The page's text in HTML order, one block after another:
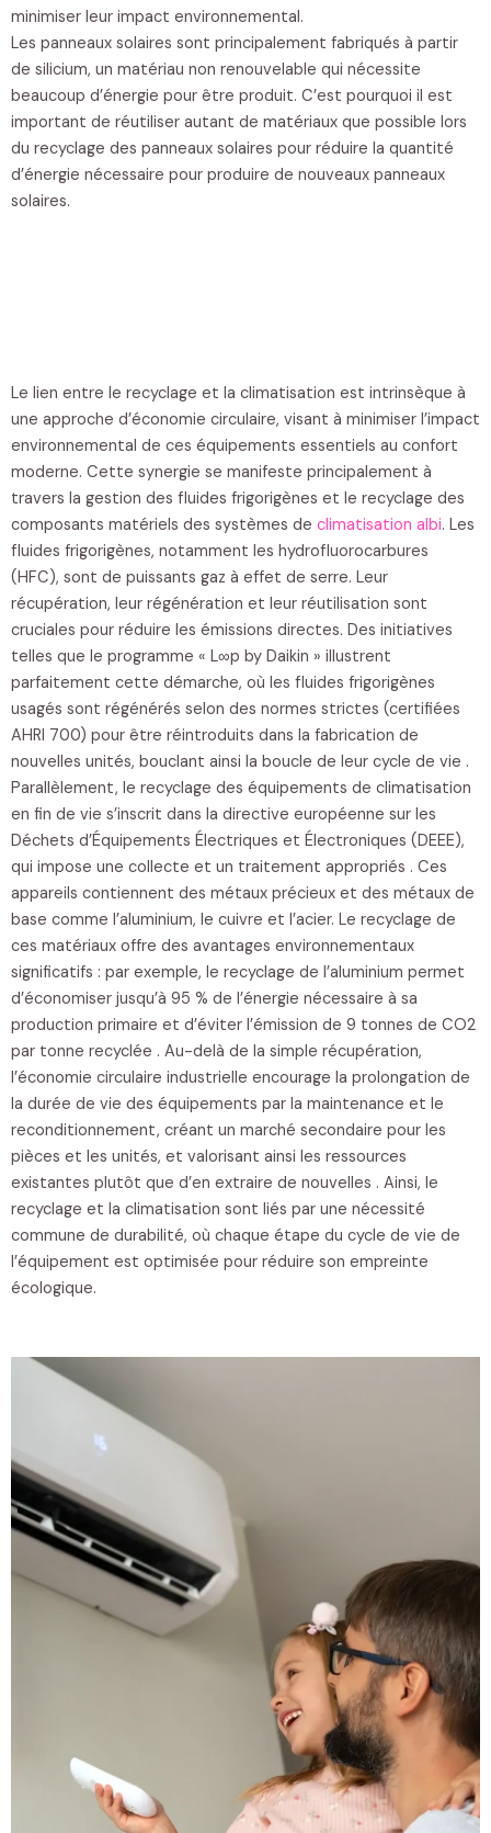
minimiser leur impact environnemental.
Les panneaux solaires sont principalement fabriqués à partir
de silicium, un matériau non renouvelable qui nécessite
beaucoup d’énergie pour être produit. C’est pourquoi il est
important de réutiliser autant de matériaux que possible lors
du recyclage des panneaux solaires pour réduire la quantité
d’énergie nécessaire pour produire de nouveaux panneaux
solaires.
Le lien entre le recyclage et la climatisation est intrinsèque à
une approche d’économie circulaire, visant à minimiser l’impact
environnemental de ces équipements essentiels au confort
moderne. Cette synergie se manifeste principalement à
travers la gestion des fluides frigorigènes et le recyclage des
composants matériels des systèmes de climatisation albi. Les
fluides frigorigènes, notamment les hydrofluorocarbures
(HFC), sont de puissants gaz à effet de serre. Leur
récupération, leur régénération et leur réutilisation sont
cruciales pour réduire les émissions directes. Des initiatives
telles que le programme « L∞p by Daikin » illustrent
parfaitement cette démarche, où les fluides frigorigènes
usagés sont régénérés selon des normes strictes (certifiées
AHRI 700) pour être réintroduits dans la fabrication de
nouvelles unités, bouclant ainsi la boucle de leur cycle de vie .
Parallèlement, le recyclage des équipements de climatisation
en fin de vie s’inscrit dans la directive européenne sur les
Déchets d’Équipements Électriques et Électroniques (DEEE),
qui impose une collecte et un traitement appropriés . Ces
appareils contiennent des métaux précieux et des métaux de
base comme l’aluminium, le cuivre et l’acier. Le recyclage de
ces matériaux offre des avantages environnementaux
significatifs : par exemple, le recyclage de l’aluminium permet
d’économiser jusqu’à 95 % de l’énergie nécessaire à sa
production primaire et d’éviter l’émission de 9 tonnes de CO2
par tonne recyclée . Au-delà de la simple récupération,
l’économie circulaire industrielle encourage la prolongation de
la durée de vie des équipements par la maintenance et le
reconditionnement, créant un marché secondaire pour les
pièces et les unités, et valorisant ainsi les ressources
existantes plutôt que d’en extraire de nouvelles . Ainsi, le
recyclage et la climatisation sont liés par une nécessité
commune de durabilité, où chaque étape du cycle de vie de
l’équipement est optimisée pour réduire son empreinte
écologique.